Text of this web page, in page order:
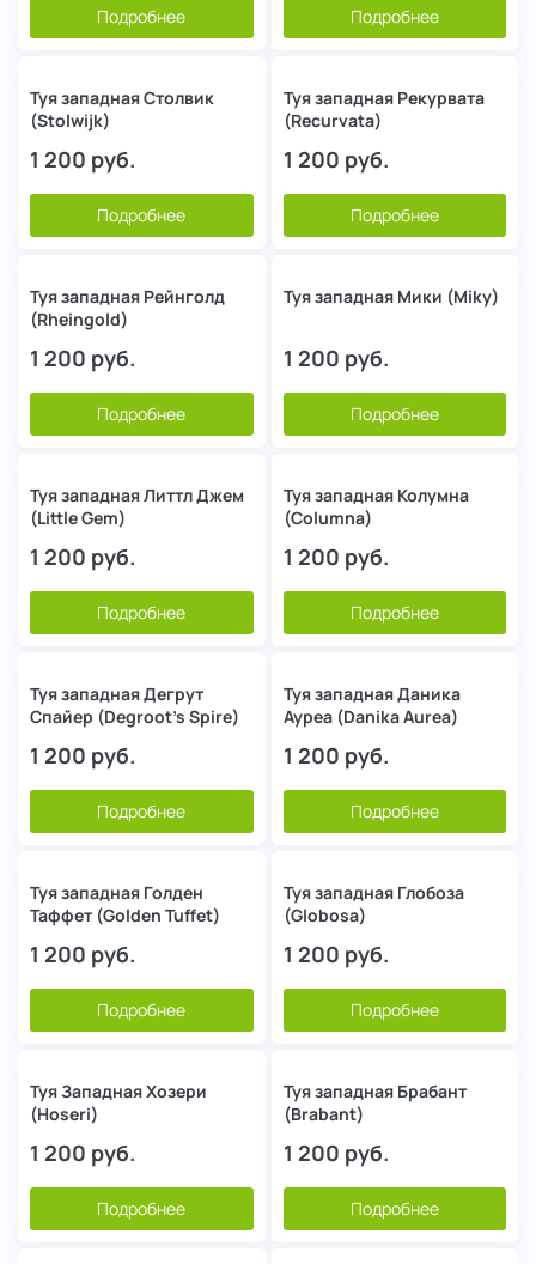
Подробнее Подробнее
Туя западная Столвик
(Stolwijk)
1 200 руб.
Подробнее
Туя западная Рекурвата
(Recurvata)
1 200 руб.
Подробнее
Туя западная Рейнголд
(Rheingold)
1 200 руб.
Подробнее
Туя западная Мики (Miky)
1 200 руб.
Подробнее
Туя западная Литтл Джем
(Little Gem)
1 200 руб.
Подробнее
Туя западная Колумна
(Columna)
1 200 руб.
Подробнее
Туя западная Дегрут
Спайер (Degroot's Spire)
1 200 руб.
Подробнее
Туя западная Даника
Ауреа (Danika Aurea)
1 200 руб.
Подробнее
Туя западная Голден
Таффет (Golden Tuffet)
1 200 руб.
Подробнее
Туя западная Глобоза
(Globosa)
1 200 руб.
Подробнее
Туя Западная Хозери
(Hoseri)
1 200 руб.
Подробнее
Туя западная Брабант
(Brabant)
1 200 руб.
Подробнее